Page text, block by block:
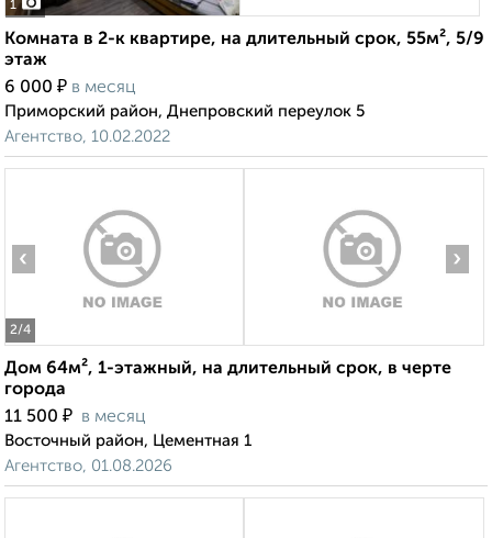
1
Комната в 2-к квартире, на длительный срок, 55м², 5/9
этаж
6 000 ₽ в месяц
Приморский район, Днепровский переулок 5
Агентство, 10.02.2022
2/4
‹ ›
Дом 64м², 1-этажный, на длительный срок, в черте
города
11 500 ₽ в месяц
Восточный район, Цементная 1
Агентство, 01.08.2026